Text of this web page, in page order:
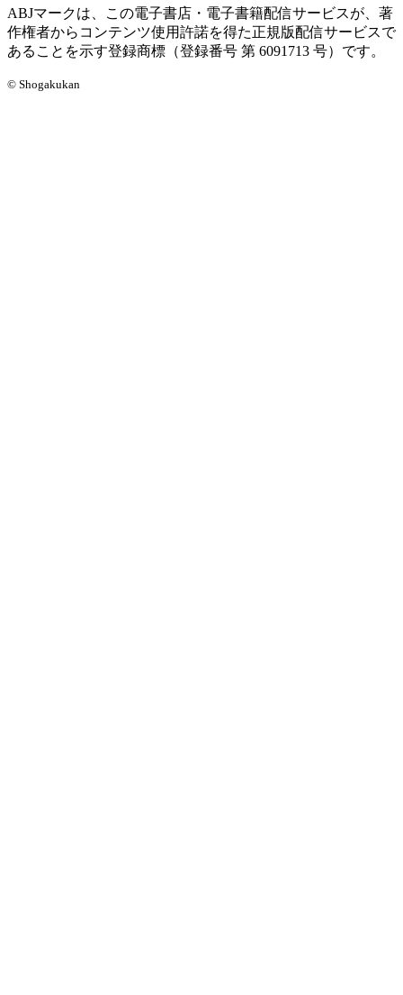
ABJマークは、この電子書店・電子書籍配信サービスが、著
作権者からコンテンツ使用許諾を得た正規版配信サービスで
あることを示す登録商標（登録番号 第 6091713 号）です。
© Shogakukan